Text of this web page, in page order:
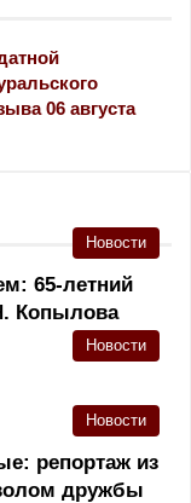
06 августа
Новости
65-летний
Копылова
Новости
Новости
репортаж из
дружбы